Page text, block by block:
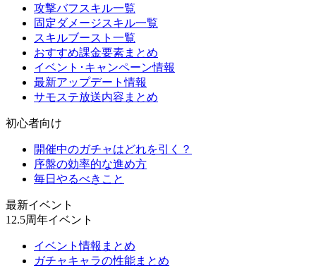
攻撃バフスキル一覧
固定ダメージスキル一覧
スキルブースト一覧
おすすめ課金要素まとめ
イベント･キャンペーン情報
最新アップデート情報
サモステ放送内容まとめ
初心者向け
開催中のガチャはどれを引く？
序盤の効率的な進め方
毎日やるべきこと
最新イベント
12.5周年イベント
イベント情報まとめ
ガチャキャラの性能まとめ